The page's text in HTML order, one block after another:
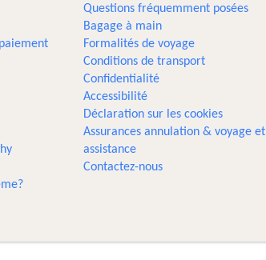
Questions fréquemment posées
Bagage à main
Formalités de voyage
Conditions de transport
Confidentialité
Accessibilité
Déclaration sur les cookies
Assurances annulation & voyage et
assistance
Contactez-nous